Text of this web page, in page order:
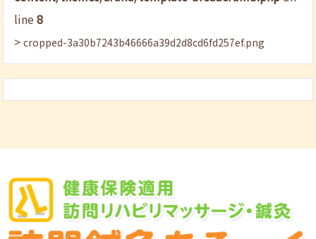
line8
>cropped-3a30b7243b46666a39d2d8cd6fd257ef.png